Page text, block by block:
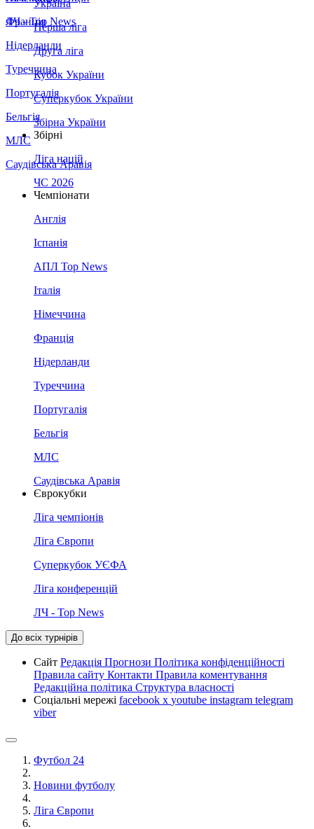
Франція
Нідерланди
Туреччина
Португалія
Бельгія
МЛС
Саудівська Аравія
ЛЧ - Top News
Україна
Перша ліга
Друга ліга
Кубок України
Суперкубок України
Збірна України
Збірні
Ліга націй
ЧС 2026
Чемпіонати
Англія
Іспанія
АПЛ Top News
Італія
Німеччина
Франція
Нідерланди
Туреччина
Португалія
Бельгія
МЛС
Саудівська Аравія
Єврокубки
Ліга чемпіонів
Ліга Європи
Суперкубок УЄФА
Ліга конференцій
ЛЧ - Top News
До всіх турнірів
Сайт Редакція Прогнози Політика конфіденційності
Правила сайту Контакти Правила коментування
Редакційна політика Структура власності
Соціальні мережі facebook x youtube instagram telegram
viber
Футбол 24
Новини футболу
Ліга Європи